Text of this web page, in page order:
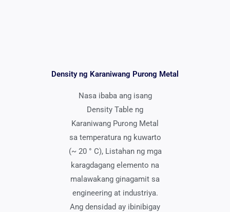
Density ng Karaniwang Purong Metal
Nasa ibaba ang isang
Density Table ng
Karaniwang Purong Metal
sa temperatura ng kuwarto
(~ 20 ° C), Listahan ng mga
karagdagang elemento na
malawakang ginagamit sa
engineering at industriya.
Ang densidad ay ibinibigay